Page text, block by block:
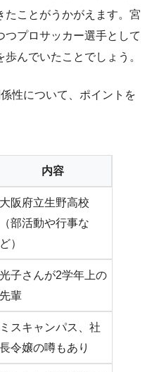
たことがうかがえます。宮
プロサッカー選手として
んでいたことでしょう。
性について、ポイントを
内容
大阪府立生野高校
（部活動や行事な
ど）
光子さんが2学年上の
先輩
ミスキャンパス、社
長令嬢の噂もあり